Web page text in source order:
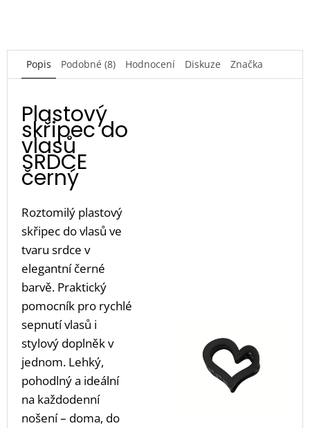
Popis Podobné (8) Hodnocení Diskuze Značka
Plastový
skřipec do
vlasů
SRDCE
černý
Roztomilý plastový
skřipec do vlasů ve
tvaru srdce v
elegantní černé
barvě. Praktický
pomocník pro rychlé
sepnutí vlasů i
stylový doplněk v
jednom. Lehký,
pohodlný a ideální
na každodenní
nošení – doma, do